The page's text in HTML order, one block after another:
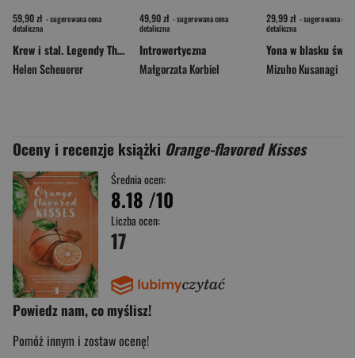
59,90 zł - sugerowana cena
detaliczna
Krew i stal. Legendy Thezmarru. Tom 1
Helen Scheuerer
49,90 zł - sugerowana cena
detaliczna
Introwertyczna
Małgorzata Korbiel
29,99 zł - sugerowana cena
detaliczna
Mizuho Kusanagi
Oceny i recenzje książki Orange-flavored Kisses
Średnia ocen:
8.18 /10
Liczba ocen:
17
Powiedz nam, co myślisz!
Pomóż innym i zostaw ocenę!